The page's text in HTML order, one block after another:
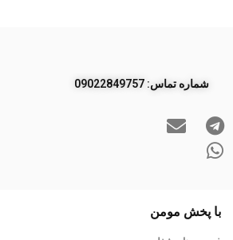
ﺷﻤﺎره ﺗﻤﺎس: 09022849757
با پخش مومن